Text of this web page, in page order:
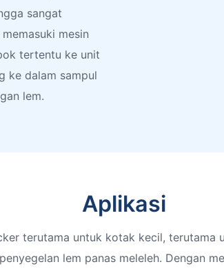
sangat
mesin
tertentu ke unit
ke dalam sampul
lem.
Aplikasi
terutama untuk kotak kecil, terutama
lem panas meleleh. Dengan